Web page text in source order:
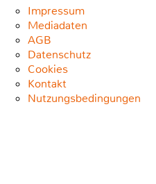
Impressum
Mediadaten
AGB
Datenschutz
Cookies
Kontakt
Nutzungsbedingungen